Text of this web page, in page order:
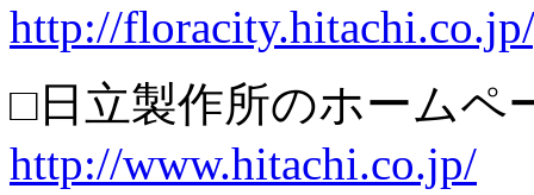
http://
□日立製作所のホームペ
http://www.hitachi.co.jp/